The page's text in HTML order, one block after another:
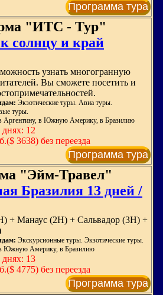
Программа тура
"ИТС - Тур"
солнцу и край
узнать многогранную
Вы сможете посетить и
Экзотические туры. Авиа туры.
туры.
Аргентину, в Южную Америку, в Бразилию
12
3638) без переезда
Программа тура
"Эйм-Травел"
Бразилия 13 дней /
+ Манаус (2Н) + Сальвадор (3Н) +
Экскурсионные туры. Экзотические туры.
Южную Америку, в Бразилию
13
4775) без переезда
Программа тура